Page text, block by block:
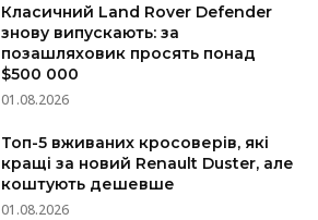
Класичний Land Rover Defender
знову випускають: за
позашляховик просять понад
$500 000
01.08.2026
Топ-5 вживаних кросоверів, які
кращі за новий Renault Duster, але
коштують дешевше
01.08.2026